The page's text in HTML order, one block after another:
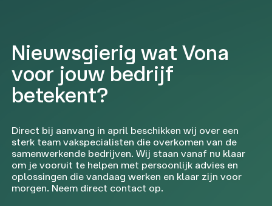
Nieuwsgierig wat Vona
voor jouw bedrijf
betekent?
Direct bij aanvang in april beschikken wij over een
sterk team vakspecialisten die overkomen van de
samenwerkende bedrijven. Wij staan vanaf nu klaar
om je vooruit te helpen met persoonlijk advies en
oplossingen die vandaag werken en klaar zijn voor
morgen. Neem direct contact op.